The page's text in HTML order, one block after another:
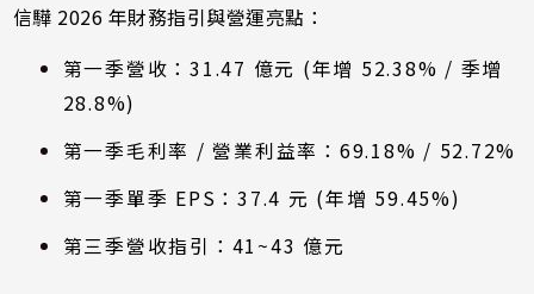
信驊 2026 年財務指引與營運亮點：
第一季營收：31.47 億元 (年增 52.38% / 季增
28.8%)
第一季毛利率 / 營業利益率：69.18% / 52.72%
第一季單季 EPS：37.4 元 (年增 59.45%)
第三季營收指引：41~43 億元